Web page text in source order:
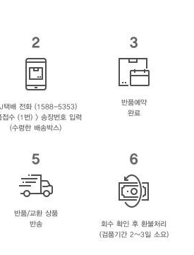
2
택배 전화 (1588-5353)
접수 (1번) > 송장번호 입력
(수령한 배송박스)
3
반품예약
완료
5
반품/교환 상품
반송
6
회수 확인 후 환불처리
(검품기간 2~3일 소요)